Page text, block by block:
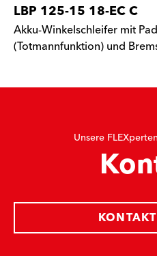
LBP 125-15 18-EC C
Akku-Winkelschleifer mit
(Totmannfunktion) und
Unsere